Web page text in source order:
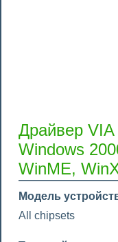
Драйвер
Windows
WinME,
Модель
All chipsets